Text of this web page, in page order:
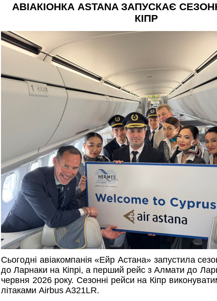
АВІАКІОНКА ASTANA ЗАПУСКАЄ
КІПР
Сьогодні авіакомпанія «Ейр Астана» запустила
до Ларнаки на Кіпрі, а перший рейс з Алмати до
червня 2026 року. Сезонні рейси на Кіпр
літаками Airbus A321LR.